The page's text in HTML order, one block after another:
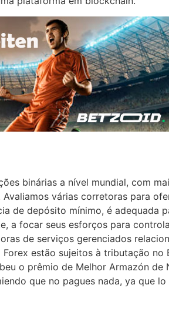
binárias a nível mundial, com
várias corretoras para
de depósito mínimo, é adequada
a focar seus esforços para
de serviços gerenciados
estão sujeitos à tributação
o prêmio de Melhor Armazón
que no pagues nada, ya que